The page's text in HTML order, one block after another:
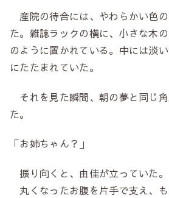
産院の待合には、やわらかい色
た。雑誌ラックの横に、小さな木
のように置かれている。中には淡
にたたまれていた。
それを見た瞬間、朝の夢と同じ
た。
「お姉ちゃん？」
振り向くと、由佳が立っていた。
丸くなったお腹を片手で支え、